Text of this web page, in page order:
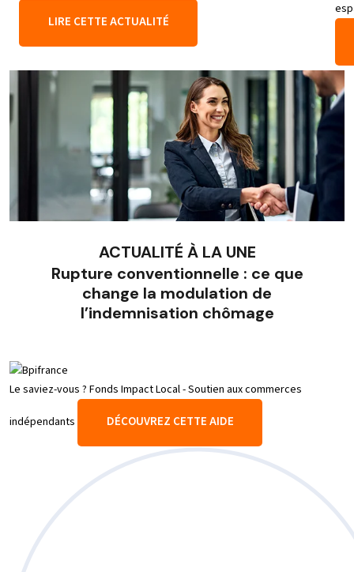
LIRE CETTE ACTUALITÉ
ACTUALITÉ À LA UNE
Rupture conventionnelle : ce que
change la modulation de
l’indemnisation chômage
Le saviez-vous ? Fonds Impact Local - Soutien aux commerces
indépendants DÉCOUVREZ CETTE AIDE